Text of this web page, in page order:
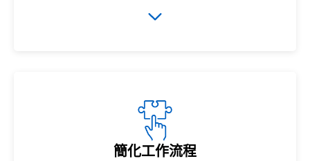
簡化工作流程